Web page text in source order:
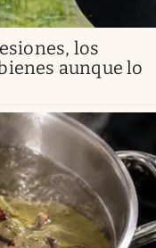
los
aunque lo